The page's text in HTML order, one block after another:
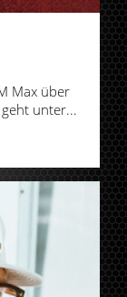
Max über
unter...